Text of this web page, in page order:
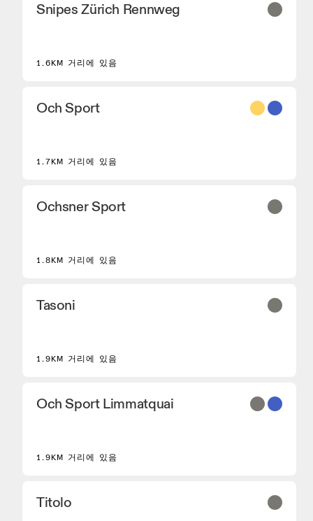
Snipes Zürich Rennweg
1.6KM 거리에 있음
Och Sport
1.7KM 거리에 있음
Ochsner Sport
1.8KM 거리에 있음
Tasoni
1.9KM 거리에 있음
Och Sport Limmatquai
1.9KM 거리에 있음
Titolo